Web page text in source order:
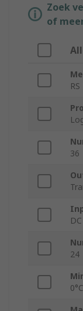
Zoek
of
36
DC
24
0°C